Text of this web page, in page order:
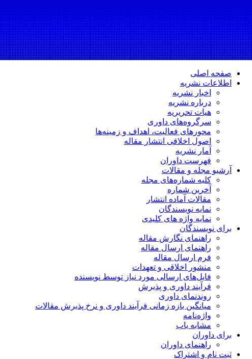
صفحه اصلی
اطلاعات نشریه
اخبار نشریه
درباره نشریه
هیات تحریریه
سرگروه‌های داوری
محورهای فعالیت، اهداف و زمینه‌ها
اصول اخلاقی انتشار مقاله
آمار نشریه
فهرست داوران
آرشیو مجله و مقالات
کلیه شماره‌های مجله
آخرین شماره
مقالات آماده انتشار
نمایه نویسندگان
نمایه واژه های کلیدی
برای نویسندگان
راهنمای نگارش مقاله
راهنمای ارسال مقاله
فرم ارسال مقاله
منشور اخلاقی و تعهدات
فایل‌های ارسالی مورد نیاز توسط نویسنده
فرآیند داوری و پذیرش
روندنمای داوری
میانگین بازه زمانی فرآیند داوری و نرخ پذیرش مقالات
واژه‌نامه
مشابه یاب
برای داوران
راهنمای داوران
ثبت نام و اشتراک